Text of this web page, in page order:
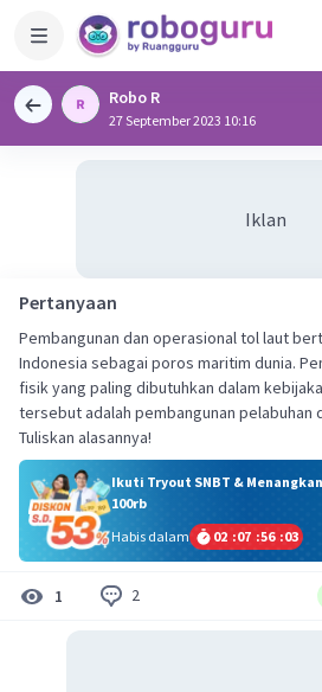
Robo R
27 September 2023 10:16
Iklan
Pertanyaan
Pembangunan dan operasional tol laut
Indonesia sebagai poros maritim dunia.
fisik yang paling dibutuhkan dalam
tersebut adalah pembangunan pelabuhan
Tuliskan alasannya!
Ikuti Tryout SNBT &
100rb
Habis dalam
02 :07 :56 :03
1 2